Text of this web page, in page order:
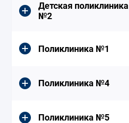
Детская поликлиника
№2
Поликлиника №1
Поликлиника №4
Поликлиника №5